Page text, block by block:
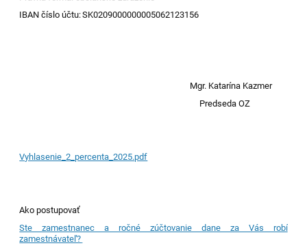
IBAN číslo účtu: SK0209000000005062123156
Mgr. Katarína Kazmer
Predseda OZ
Vyhlasenie_2_percenta_2025.pdf
Ako postupovať
Ste zamestnanec a ročné zúčtovanie dane za Vás robí
zamestnávateľ?